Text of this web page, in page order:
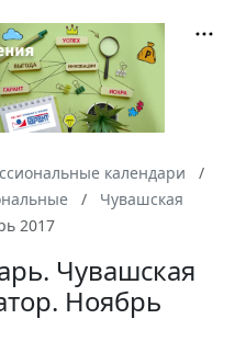
календари
Чувашская
2017
Чувашская
Ноябрь